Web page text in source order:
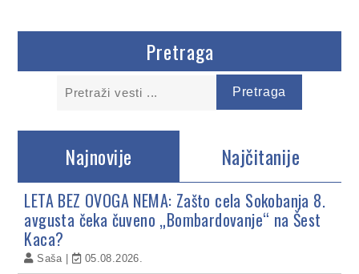
Pretraga
Najnovije Najčitanije
LETA BEZ OVOGA NEMA: Zašto cela Sokobanja 8.
avgusta čeka čuveno „Bombardovanje“ na Šest
Kaca?
Saša 05.08.2026.